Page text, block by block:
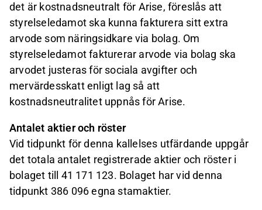
det är kostnadsneutralt för Arise, föreslås att
styrelseledamot ska kunna fakturera sitt extra
arvode som näringsidkare via bolag. Om
styrelseledamot fakturerar arvode via bolag ska
arvodet justeras för sociala avgifter och
mervärdesskatt enligt lag så att
kostnadsneutralitet uppnås för Arise.
Antalet aktier och röster
Vid tidpunkt för denna kallelses utfärdande uppgår
det totala antalet registrerade aktier och röster i
bolaget till 41 171 123. Bolaget har vid denna
tidpunkt 386 096 egna stamaktier.